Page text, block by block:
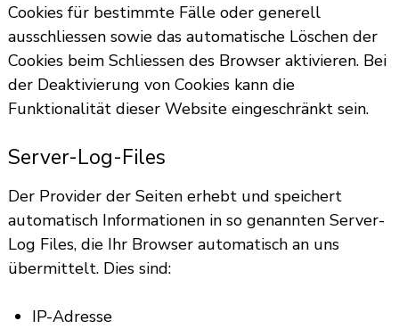
Cookies für bestimmte Fälle oder generell
ausschliessen sowie das automatische Löschen der
Cookies beim Schliessen des Browser aktivieren. Bei
der Deaktivierung von Cookies kann die
Funktionalität dieser Website eingeschränkt sein.
Server-Log-Files
Der Provider der Seiten erhebt und speichert
automatisch Informationen in so genannten Server-
Log Files, die Ihr Browser automatisch an uns
übermittelt. Dies sind:
IP-Adresse